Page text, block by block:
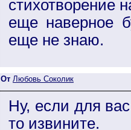
стихотворение
еще наверное
еще не знаю.
От Любовь Соколик
Ну, если для
то извините.